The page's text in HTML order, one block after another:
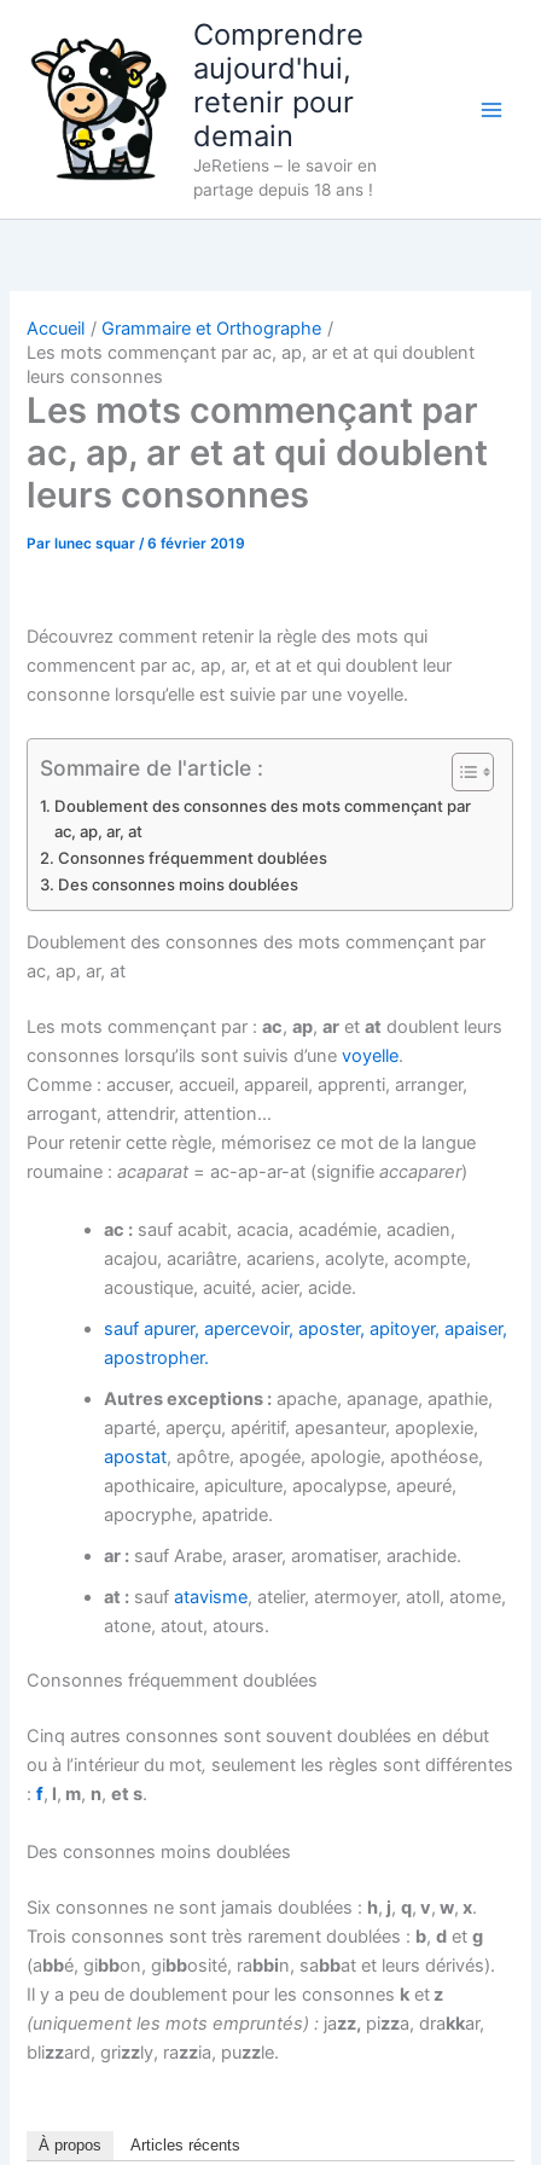
contenu
Comprendre
aujourd'hui,
retenir pour
demain
JeRetiens – le savoir en
partage depuis 18 ans !
Accueil
Grammaire et Orthographe
Les mots commençant par ac, ap, ar et at qui doublent
leurs consonnes
Les mots commençant par
ac, ap, ar et at qui doublent
leurs consonnes
Par lunec squar/6 février 2019
Découvrez comment retenir la règle des mots qui
commencent par ac, ap, ar, et at et qui doublent leur
consonne lorsqu’elle est suivie par une voyelle.
Sommaire de l'article :
Doublement des consonnes des mots commençant par
ac, ap, ar, at
Consonnes fréquemment doublées
Des consonnes moins doublées
Doublement des consonnes des mots commençant par
ac, ap, ar, at
Les mots commençant par :ac,ap,ar etat doublent leurs
consonnes lorsqu’ils sont suivis d’unevoyelle.
Comme : accuser, accueil, appareil, apprenti, arranger,
arrogant, attendrir, attention…
Pour retenir cette règle, mémorisez ce mot de la langue
roumaine :acaparat = ac-ap-ar-at (signifieaccaparer)
ac : sauf acabit, acacia, académie, acadien,
acajou, acariâtre, acariens, acolyte, acompte,
acoustique, acuité, acier, acide.
sauf apurer, apercevoir, aposter, apitoyer, apaiser,
apostropher.
Autres exceptions : apache, apanage, apathie,
aparté, aperçu, apéritif, apesanteur, apoplexie,
apostat, apôtre, apogée, apologie, apothéose,
apothicaire, apiculture, apocalypse, apeuré,
apocryphe, apatride.
ar : sauf Arabe, araser, aromatiser, arachide.
at : saufatavisme, atelier, atermoyer, atoll, atome,
atone, atout, atours.
Consonnes fréquemment doublées
Cinq autres consonnes sont souvent doublées en début
ou à l’intérieur du mot, seulement les règles sont différentes
:f, l, m, n,et s.
Des consonnes moins doublées
Six consonnes ne sont jamais doublées : h, j,q, v, w, x.
Trois consonnes sont très rarement doublées : b,d etg
(abbé, gibbon, gibbosité, rabbin, sabbat et leurs dérivés).
Il y a peu de doublement pour les consonnes k et z
(uniquement les mots empruntés) : jazz, pizza, drakkar,
blizzard, grizzly, razzia, puzzle.
À propos Articles récents